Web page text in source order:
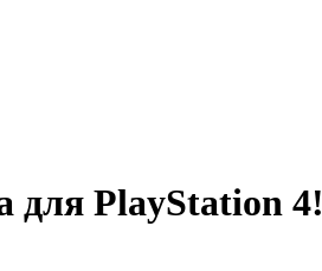
для PlayStation 4!